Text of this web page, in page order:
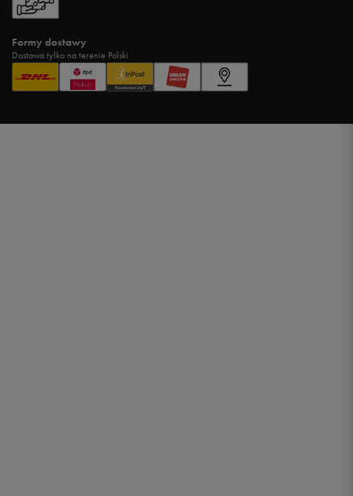
Formy dostawy
Dostawa tylko na terenie Polski